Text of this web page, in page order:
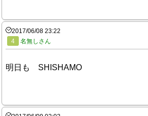
2017/06/08 23:22
4
名無しさん
明日も SHISHAMO